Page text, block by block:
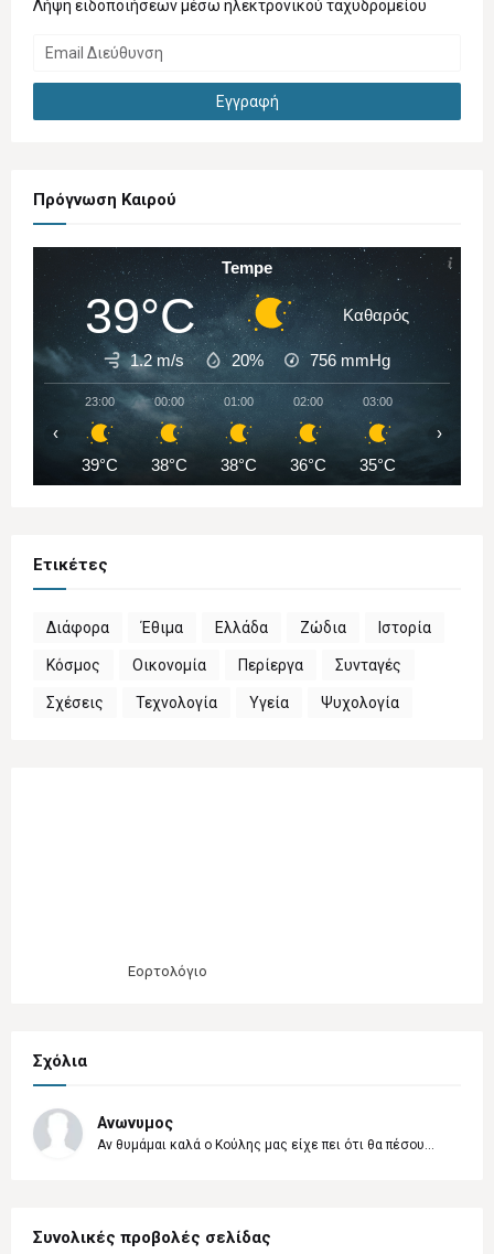
Λήψη ειδοποιήσεων μέσω ηλεκτρονικού ταχυδρομείου
Πρόγνωση Καιρού
Tempe
39°C Καθαρός
1.2 m/s 20% 756 mmHg
23:00
39°C
00:00
38°C
01:00
38°C
02:00
36°C
03:00
35°C
‹ ›
Ετικέτες
Διάφορα Έθιμα Ελλάδα Ζώδια Ιστορία
Κόσμος Οικονομία Περίεργα Συνταγές
Σχέσεις Τεχνολογία Υγεία Ψυχολογία
Εορτολόγιο
Σχόλια
Ανωνυμος
Αν θυμάμαι καλά ο Κούλης μας είχε πει ότι θα πέσου...
Συνολικές προβολές σελίδας